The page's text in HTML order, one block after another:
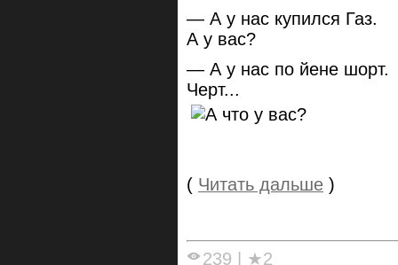
— А у нас купился Газ.
А у вас?
— А у нас по йене шорт.
Черт...
( Читать дальше )
239 | ★2